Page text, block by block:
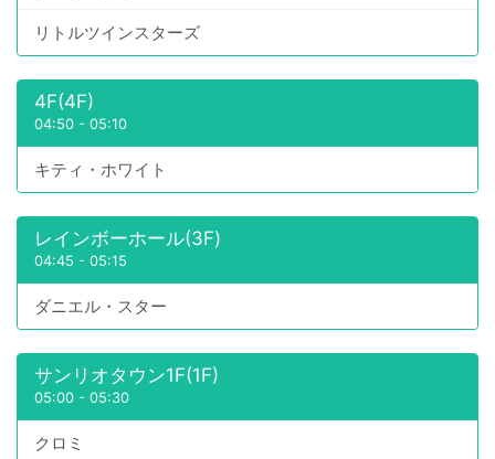
リトルツインスターズ
4F(4F)
04:50 - 05:10
キティ・ホワイト
レインボーホール(3F)
04:45 - 05:15
ダニエル・スター
サンリオタウン1F(1F)
05:00 - 05:30
クロミ